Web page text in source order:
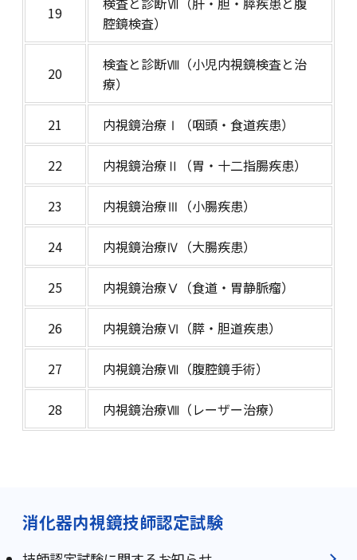
19
腔鏡検査）
20
検査と診断Ⅷ（小児内視鏡検査と治
療）
21 内視鏡治療Ⅰ（咽頭・食道疾患）
22 内視鏡治療Ⅱ（胃・十二指腸疾患）
23 内視鏡治療Ⅲ（小腸疾患）
24 内視鏡治療Ⅳ（大腸疾患）
25 内視鏡治療Ⅴ（食道・胃静脈瘤）
26 内視鏡治療Ⅵ（膵・胆道疾患）
27 内視鏡治療Ⅶ（腹腔鏡手術）
28 内視鏡治療Ⅷ（レーザー治療）
消化器内視鏡技師認定試験